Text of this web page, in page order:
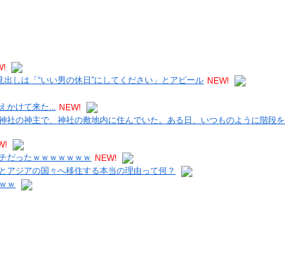
しは「“いい男の休日”にしてください」とアピール NEW!
かけて来た... NEW!
の神主で、神社の敷地内に住んでいた。ある日、いつものように階段を
だったｗｗｗｗｗｗｗ NEW!
ジアの国々へ移住する本当の理由って何？
ｗ